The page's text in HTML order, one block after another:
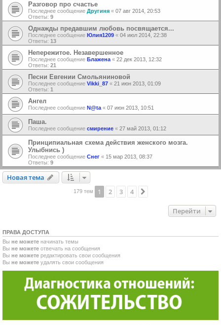
Разговор про счастье
Последнее сообщение Другиня « 07 авг 2014, 20:53
Ответы: 9
Однажды предавшим любовь посвящается...
Последнее сообщение Юлия1209 « 04 июл 2014, 22:38
Ответы: 13
Непережитое. Незавершенное
Последнее сообщение Блажена « 22 дек 2013, 12:32
Ответы: 21
Песни Евгении Смольяниновой
Последнее сообщение Vikki_87 « 21 июн 2013, 01:09
Ответы: 1
Ангел
Последнее сообщение N@ta « 07 июн 2013, 10:51
Паша.
Последнее сообщение смирение « 27 май 2013, 01:12
Принципиальная схема действия женского мозга.
Улыбнись )
Последнее сообщение Снег « 15 мар 2013, 08:37
Ответы: 9
Новая тема
Новаятема
179 тем 1 2 3 4
Перейти
ПРАВА ДОСТУПА
Вы не можете начинать темы
Вы не можете отвечать на сообщения
Вы не можете редактировать свои сообщения
Вы не можете удалять свои сообщения